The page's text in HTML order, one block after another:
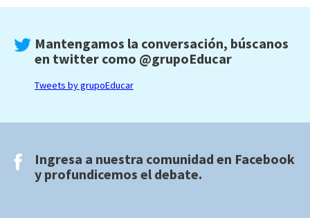
Mantengamos la conversación, búscanos
en twitter como @grupoEducar
Tweets by grupoEducar
Ingresa a nuestra comunidad en Facebook
y profundicemos el debate.